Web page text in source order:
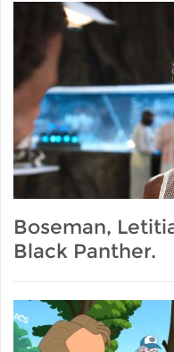
Boseman,
Black Panther.